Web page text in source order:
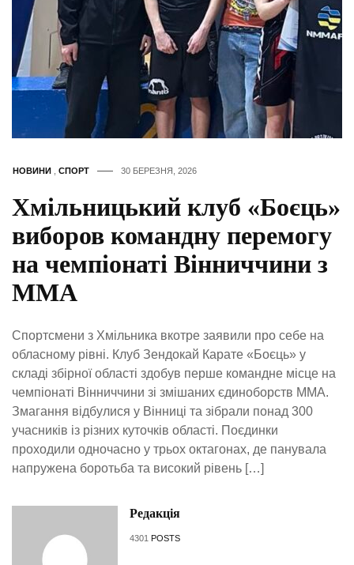
НОВИНИ СПОРТ 30 БЕРЕЗНЯ, 2026
Хмільницький клуб «Боєць»
виборов командну перемогу
на чемпіонаті Вінниччини з
ММА
Спортсмени з Хмільника вкотре заявили про себе на
обласному рівні. Клуб Зендокай Карате «Боєць» у
складі збірної області здобув перше командне місце на
чемпіонаті Вінниччини зі змішаних єдиноборств ММА.
Змагання відбулися у Вінниці та зібрали понад 300
учасників із різних куточків області. Поєдинки
проходили одночасно у трьох октагонах, де панувала
напружена боротьба та високий рівень […]
Редакція
4301 POSTS